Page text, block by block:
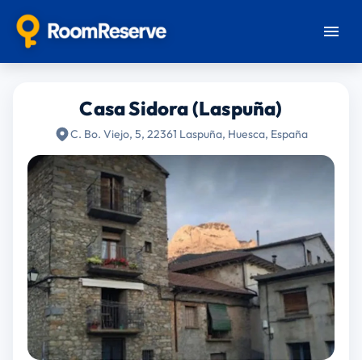
Casa Sidora (Laspuña)
C. Bo. Viejo, 5, 22361 Laspuña, Huesca, España